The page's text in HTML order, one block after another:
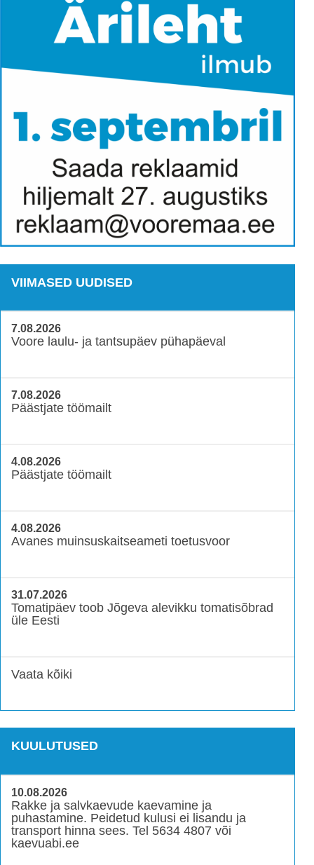
VIIMASED UUDISED
7.08.2026
Voore laulu- ja tantsupäev pühapäeval
7.08.2026
Päästjate töömailt
4.08.2026
Päästjate töömailt
4.08.2026
Avanes muinsuskaitseameti toetusvoor
31.07.2026
Tomatipäev toob Jõgeva alevikku tomatisõbrad
üle Eesti
Vaata kõiki
KUULUTUSED
10.08.2026
Rakke ja salvkaevude kaevamine ja
puhastamine. Peidetud kulusi ei lisandu ja
transport hinna sees. Tel 5634 4807 või
kaevuabi.ee